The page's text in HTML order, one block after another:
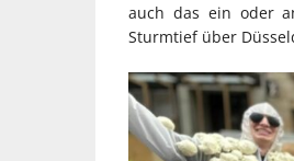
auch das ein oder
Sturmtief über